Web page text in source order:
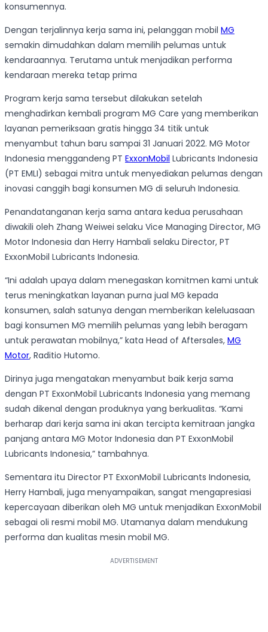
konsumennya.
Dengan terjalinnya kerja sama ini, pelanggan mobil MG
semakin dimudahkan dalam memilih pelumas untuk
kendaraannya. Terutama untuk menjadikan performa
kendaraan mereka tetap prima
Program kerja sama tersebut dilakukan setelah
menghadirkan kembali program MG Care yang memberikan
layanan pemeriksaan gratis hingga 34 titik untuk
menyambut tahun baru sampai 31 Januari 2022. MG Motor
Indonesia menggandeng PT ExxonMobil Lubricants Indonesia
(PT EMLI) sebagai mitra untuk menyediakan pelumas dengan
inovasi canggih bagi konsumen MG di seluruh Indonesia.
Penandatanganan kerja sama antara kedua perusahaan
diwakili oleh Zhang Weiwei selaku Vice Managing Director, MG
Motor Indonesia dan Herry Hambali selaku Director, PT
ExxonMobil Lubricants Indonesia.
“Ini adalah upaya dalam menegaskan komitmen kami untuk
terus meningkatkan layanan purna jual MG kepada
konsumen, salah satunya dengan memberikan keleluasaan
bagi konsumen MG memilih pelumas yang lebih beragam
untuk perawatan mobilnya,” kata Head of Aftersales, MG
Motor, Raditio Hutomo.
Dirinya juga mengatakan menyambut baik kerja sama
dengan PT ExxonMobil Lubricants Indonesia yang memang
sudah dikenal dengan produknya yang berkualitas. “Kami
berharap dari kerja sama ini akan tercipta kemitraan jangka
panjang antara MG Motor Indonesia dan PT ExxonMobil
Lubricants Indonesia,” tambahnya.
Sementara itu Director PT ExxonMobil Lubricants Indonesia,
Herry Hambali, juga menyampaikan, sangat mengapresiasi
kepercayaan diberikan oleh MG untuk menjadikan ExxonMobil
sebagai oli resmi mobil MG. Utamanya dalam mendukung
performa dan kualitas mesin mobil MG.